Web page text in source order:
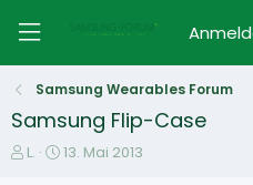
Samsung Wearables Forum
Samsung Flip-Case
EL.
E
13. Mai 2013